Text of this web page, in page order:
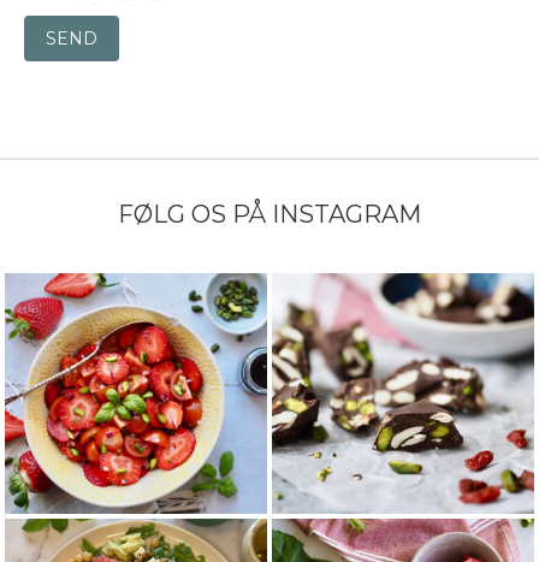
SEND
FØLG OS PÅ INSTAGRAM